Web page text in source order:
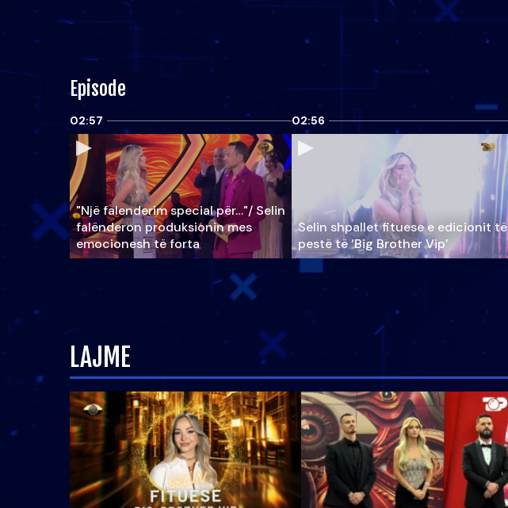
Episode
02:57
"Një falenderim special për…"/ Selin
falënderon produksionin mes
emocionesh të forta
02:56
Selin shpallet fituese e edicionit të
pestë të ‘Big Brother Vip’
LAJME